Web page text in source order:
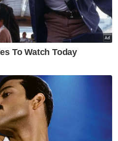
Negeri Perak,
KPDN (Kementerian
dan Kos Sara